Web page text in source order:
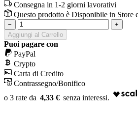
Consegna in 1-2 giorni lavorativi
Questo prodotto è Disponibile in Store
−
+
Aggiungi al Carrello
Puoi pagare con
PayPal
Crypto
Carta di Credito
Contrassegno/Bonifico
4,33 €